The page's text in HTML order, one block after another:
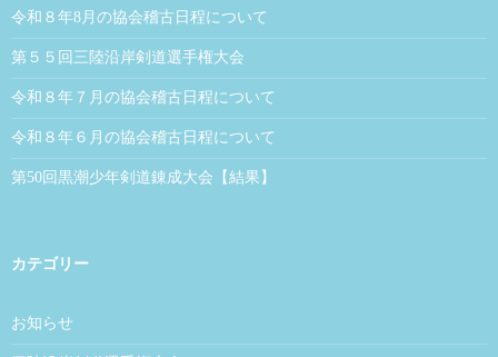
令和８年8月の協会稽古日程について
第５５回三陸沿岸剣道選手権大会
令和８年７月の協会稽古日程について
令和８年６月の協会稽古日程について
第50回黒潮少年剣道錬成大会【結果】
カテゴリー
お知らせ